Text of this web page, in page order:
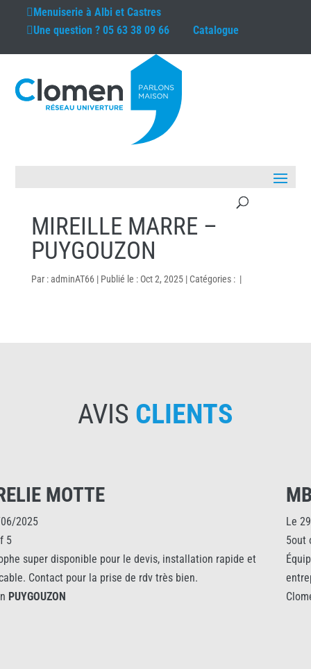
Menuiserie àAlbi et Castres
Une question ?05 63 38 09 66 Catalogue
MIREILLE MARRE –
PUYGOUZON
Par :adminAT66 | Publié le : Oct 2, 2025 | Catégories : |
AVIS CLIENTS
le devis, installation rapide et
de rdv très bien.
Équipe accueillante , réactive
entreprise